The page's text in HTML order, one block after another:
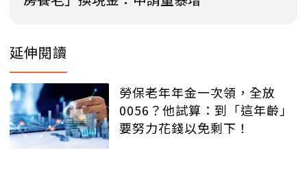
延伸閱讀
勞保老年年金一次領，全放
0056？他試算：到「這年齡」
要努力花錢以免剩下！